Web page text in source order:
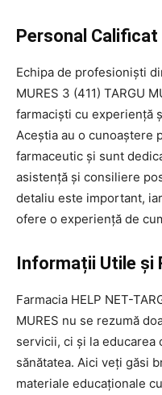
Personal
Echipa de profesioniști
MURES 3 (411) TARGU
farmaciști cu experiență
Aceștia au o cunoaștere
farmaceutic și sunt
asistență și consiliere
detaliu este important,
ofere o experiență de
Informații Utile și
Farmacia HELP NET-
MURES nu se rezumă
servicii, ci și la
sănătatea. Aici veți găsi
materiale educaționale